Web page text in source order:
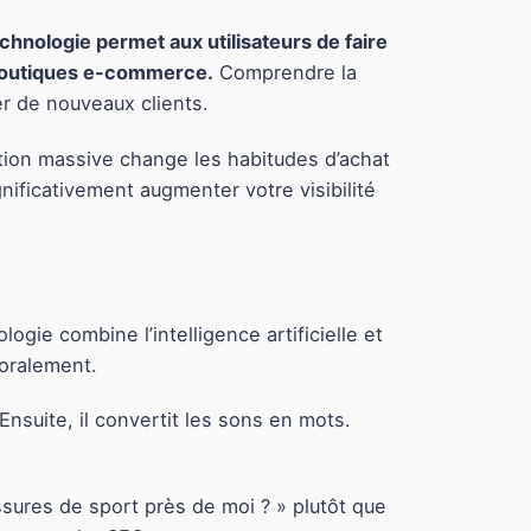
permet aux utilisateurs de faire
e-commerce. Comprendre la
de nouveaux clients.
massive change les habitudes d’achat
augmenter votre visibilité
combine l’intelligence artificielle et
il convertit les sons en mots.
de sport près de moi ? » plutôt que